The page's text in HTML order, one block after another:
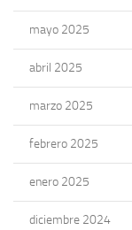
mayo 2025
abril 2025
marzo 2025
febrero 2025
enero 2025
diciembre 2024